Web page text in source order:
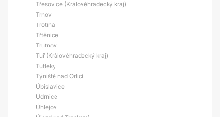
Třesovice (Královéhradecký kraj)
Trnov
Trotina
Třtěnice
Trutnov
Tuř (Královéhradecký kraj)
Tutleky
Týniště nad Orlicí
Úbislavice
Údrnice
Úhlejov